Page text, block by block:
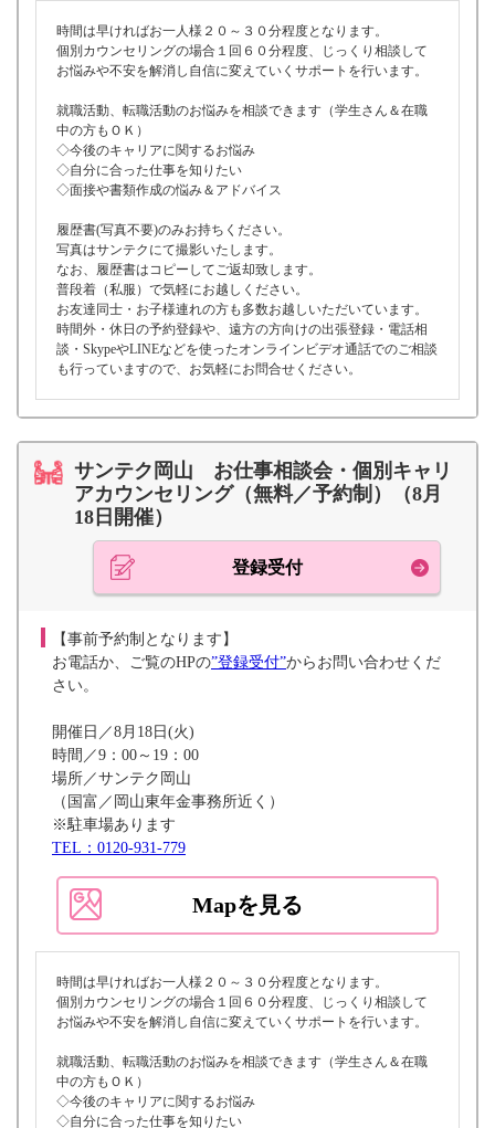
時間は早ければお一人様２０～３０分程度となります。
個別カウンセリングの場合１回６０分程度、じっくり相談して
お悩みや不安を解消し自信に変えていくサポートを行います。
就職活動、転職活動のお悩みを相談できます（学生さん＆在職
中の方もＯＫ）
◇今後のキャリアに関するお悩み
◇自分に合った仕事を知りたい
◇面接や書類作成の悩み＆アドバイス
履歴書(写真不要)のみお持ちください。
写真はサンテクにて撮影いたします。
なお、履歴書はコピーしてご返却致します。
普段着（私服）で気軽にお越しください。
お友達同士・お子様連れの方も多数お越しいただいています。
時間外・休日の予約登録や、遠方の方向けの出張登録・電話相
談・SkypeやLINEなどを使ったオンラインビデオ通話でのご相談
も行っていますので、お気軽にお問合せください。
サンテク岡山 お仕事相談会・個別キャリ
アカウンセリング（無料／予約制）（8月
18日開催）
登録受付
【事前予約制となります】
お電話か、ご覧のHPの”登録受付”からお問い合わせくだ
さい。
開催日／8月18日(火)
時間／9：00～19：00
場所／サンテク岡山
（国富／岡山東年金事務所近く）
※駐車場あります
TEL：0120-931-779
Mapを見る
時間は早ければお一人様２０～３０分程度となります。
個別カウンセリングの場合１回６０分程度、じっくり相談して
お悩みや不安を解消し自信に変えていくサポートを行います。
就職活動、転職活動のお悩みを相談できます（学生さん＆在職
中の方もＯＫ）
◇今後のキャリアに関するお悩み
◇自分に合った仕事を知りたい